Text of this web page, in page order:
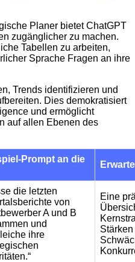
Planer bietet ChatGPT
zugänglicher zu machen.
Tabellen zu arbeiten,
Sprache Fragen an ihre
Trends identifizieren und
Dies demokratisiert
und ermöglicht
auf allen Ebenen des
Prompt an die
die letzten
von
A und B
und
ihre
Eine